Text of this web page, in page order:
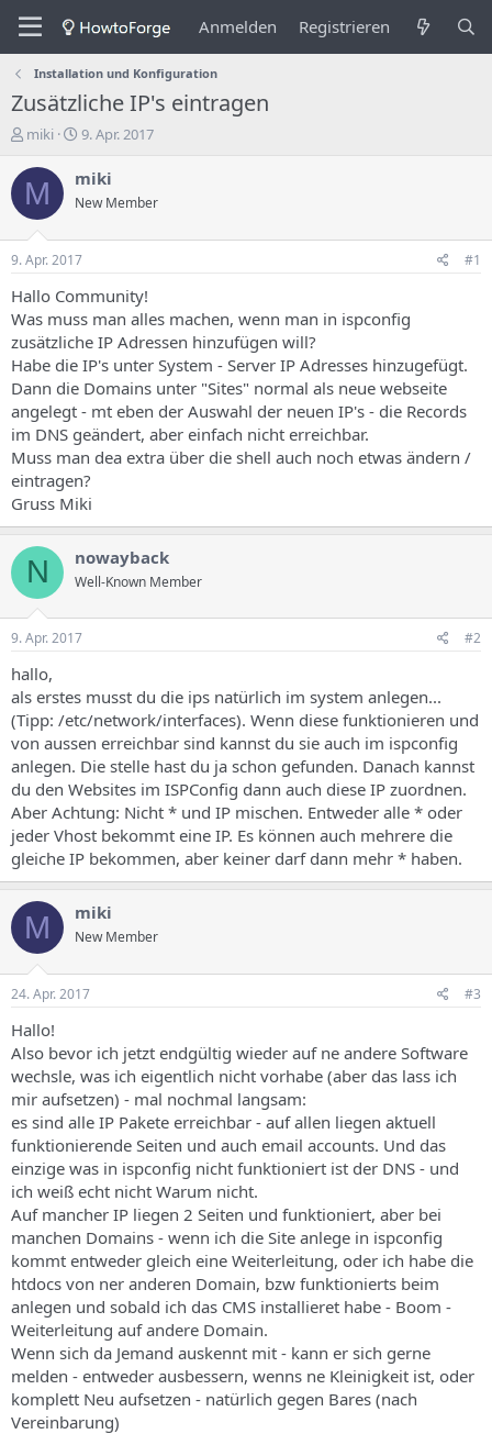
Anmelden Registrieren
Installation und Konfiguration
Zusätzliche IP's eintragen
E
s
t
e
l
e
r
d
e
s
T
h
e
m
s
miki
E
s
e
l
n
s
d
a
t
u
m
9. Apr. 2017
M miki
New Member
9. Apr. 2017 #1
Hallo Community!
Was muss man alles machen, wenn man in ispconfig
zusätzliche IP Adressen hinzufügen will?
Habe die IP's unter System - Server IP Adresses hinzugefügt.
Dann die Domains unter "Sites" normal als neue webseite
angelegt - mt eben der Auswahl der neuen IP's - die Records
im DNS geändert, aber einfach nicht erreichbar.
Muss man dea extra über die shell auch noch etwas ändern /
eintragen?
Gruss Miki
N nowayback
Well-Known Member
9. Apr. 2017 #2
hallo,
als erstes musst du die ips natürlich im system anlegen...
(Tipp: /etc/network/interfaces). Wenn diese funktionieren und
von aussen erreichbar sind kannst du sie auch im ispconfig
anlegen. Die stelle hast du ja schon gefunden. Danach kannst
du den Websites im ISPConfig dann auch diese IP zuordnen.
Aber Achtung: Nicht * und IP mischen. Entweder alle * oder
jeder Vhost bekommt eine IP. Es können auch mehrere die
gleiche IP bekommen, aber keiner darf dann mehr * haben.
M miki
New Member
24. Apr. 2017 #3
Hallo!
Also bevor ich jetzt endgültig wieder auf ne andere Software
wechsle, was ich eigentlich nicht vorhabe (aber das lass ich
mir aufsetzen) - mal nochmal langsam:
es sind alle IP Pakete erreichbar - auf allen liegen aktuell
funktionierende Seiten und auch email accounts. Und das
einzige was in ispconfig nicht funktioniert ist der DNS - und
ich weiß echt nicht Warum nicht.
Auf mancher IP liegen 2 Seiten und funktioniert, aber bei
manchen Domains - wenn ich die Site anlege in ispconfig
kommt entweder gleich eine Weiterleitung, oder ich habe die
htdocs von ner anderen Domain, bzw funktionierts beim
anlegen und sobald ich das CMS installieret habe - Boom -
Weiterleitung auf andere Domain.
Wenn sich da Jemand auskennt mit - kann er sich gerne
melden - entweder ausbessern, wenns ne Kleinigkeit ist, oder
komplett Neu aufsetzen - natürlich gegen Bares (nach
Vereinbarung)